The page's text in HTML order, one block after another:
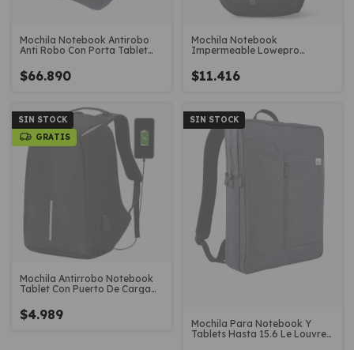
Mochila Notebook Antirobo
Anti Robo Con Porta Tablet
$66.890
Mochila Notebook
Impermeable Lowepro
$11.416
SIN STOCK
GRATIS
Mochila Antirrobo Notebook
Tablet Con Puerto De Carga
$4.989
SIN STOCK
Mochila Para Notebook Y
Tablets Hasta 15.6 Le Louvre